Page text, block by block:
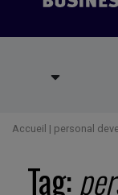
Accueil | personal
Tag: